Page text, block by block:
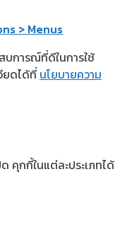
> Menus
บการณ์ที่ดีในการใช้
ยดได้ที่ นโยบายความ
คุกกี้ในแต่ละประเภทได้